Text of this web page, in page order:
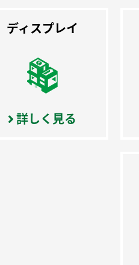
ディスプレイ
詳しく見る